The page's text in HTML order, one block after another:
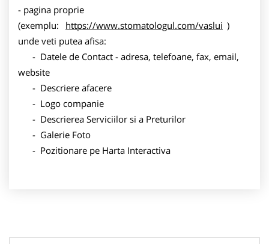
- pagina proprie
(exemplu:
https://www.stomatologul.com/vaslui )
unde veti putea afisa:
- Datele de Contact - adresa, telefoane, fax, email,
website
- Descriere afacere
- Logo companie
- Descrierea Serviciilor si a Preturilor
- Galerie Foto
- Pozitionare pe Harta Interactiva